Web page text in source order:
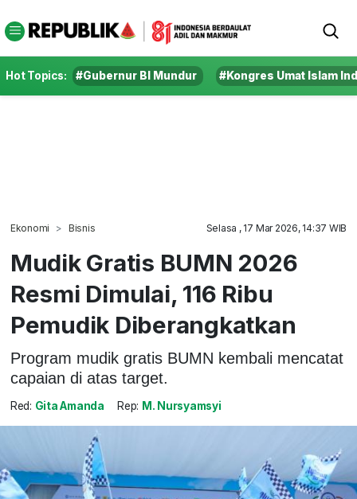
Hot Topics: #Gubernur BI Mundur #Kongres Umat Islam
Ekonomi Bisnis Selasa , 17 Mar 2026, 14:37 WIB
Mudik Gratis BUMN 2026
Resmi Dimulai, 116 Ribu
Pemudik Diberangkatkan
Program mudik gratis BUMN kembali mencatat
capaian di atas target.
Red: Gita Amanda Rep: M. Nursyamsyi